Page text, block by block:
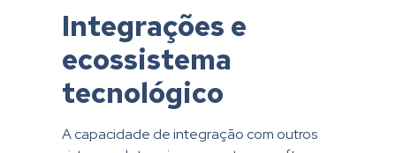
Integrações e
ecossistema
tecnológico
A capacidade de integração com outros